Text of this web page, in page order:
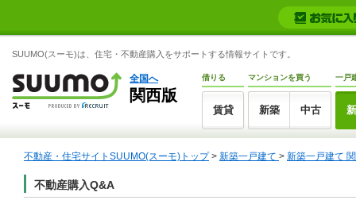
SUUMO(スーモ)は、住宅・不動産購入をサポートする情報サイトです。
全国へ
関西版
借りる
賃貸
マンションを買う
新築 中古
一戸
不動産・住宅サイトSUUMO(スーモ)トップ> 新築一戸建て > 新築一戸建て
不動産購入Q&A